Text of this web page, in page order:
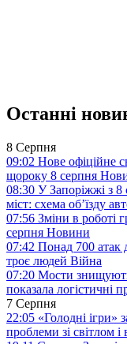
Останні
8 Серпня
09:02 Нове офіційне
щороку 8 серпня
08:30 У Запоріжжі з 8
міст: схема об’їзду
07:56 Зміни в роботі
серпня Новини
07:42 Понад 700 атак
троє людей Війна
07:20 Мости
показала логістичні
7 Серпня
22:05 «Голодні ігри»
проблеми зі світлом